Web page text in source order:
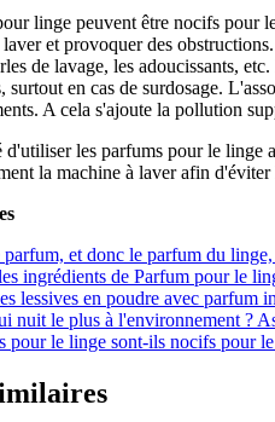
linge peuvent être nocifs pour
et provoquer des
de lavage, les adoucissants,
surtout en cas de surdosage.
A cela s'ajoute la pollution
d'utiliser les parfums pour le linge
la machine à laver afin d'éviter
et donc le parfum du
ingrédients de Parfum pour le
lessives en poudre avec parfum
nuit le plus à l'environnement ?
pour le linge sont-ils nocifs pour